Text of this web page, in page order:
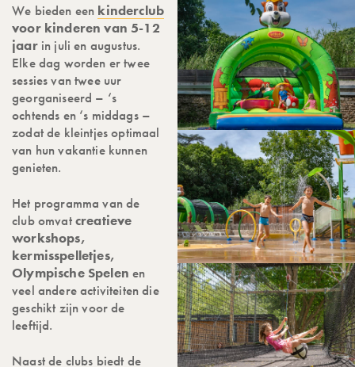
We bieden een kinderclub
voor kinderen van 5-12
jaarin juli en augustus.
Elke dag worden er twee
sessies van twee uur
georganiseerd – ‘s
ochtends en ‘s middags –
zodat de kleintjes optimaal
van hun vakantie kunnen
genieten.
Het programma van de
club omvatcreatieve
workshops,
kermisspelletjes,
Olympische Spelen en
veel andere activiteiten die
geschikt zijn voor de
leeftijd.
Naast de clubs biedt de